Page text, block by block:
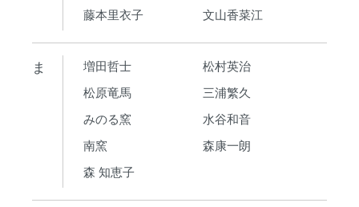
藤本里衣子
文山香菜江
ま 増田哲士
松村英治
松原竜馬
三浦繁久
みのる窯
水谷和音
南窯
森康一朗
森 知恵子